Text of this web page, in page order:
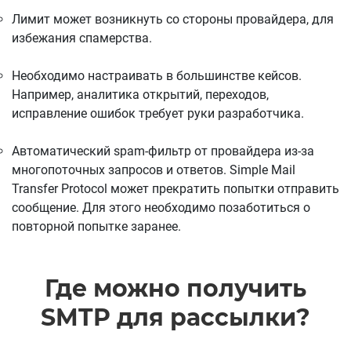
Лимит может возникнуть со стороны провайдера, для
избежания спамерства.
Необходимо настраивать в большинстве кейсов.
Например, аналитика открытий, переходов,
исправление ошибок требует руки разработчика.
Автоматический spam-фильтр от провайдера из-за
многопоточных запросов и ответов. Simple Mail
Transfer Protocol может прекратить попытки отправить
сообщение. Для этого необходимо позаботиться о
повторной попытке заранее.
Где можно получить
SMTP для рассылки?